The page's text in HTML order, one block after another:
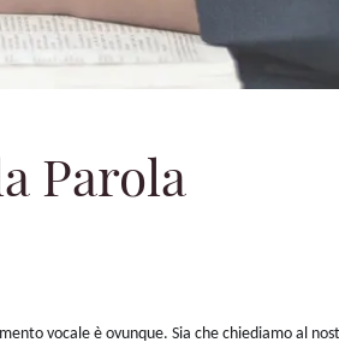
Parola
vocale è ovunque. Sia che chiediamo al